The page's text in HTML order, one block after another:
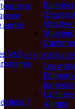
année
V&S
?
Bachelor
Mastère
Mastère
LES
Les
La filière
Alumni
JE CANDIDATE